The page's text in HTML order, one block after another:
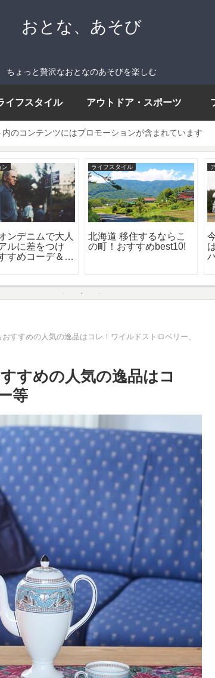
おとな、あそび
ちょっと贅沢なおとなのあそびを楽しむ
イフスタイル アウトドア・スポーツ
のコンテンツにはプロモーションが含まれています
ン
ンデニムで大人
ルに差をつけ
すめコーデ＆メ
ライフスタイル
北海道 移住するならこ
の町！おすすめbest10!
すすめの人気の逸品はコレ！ワイルドストロベリー、
すめの人気の逸品はコ
等